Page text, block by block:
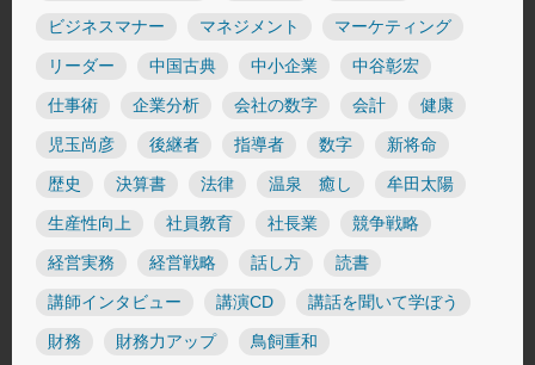
ビジネスマナー マネジメント マーケティング
リーダー 中国古典 中小企業 中谷彰宏
仕事術 企業分析 会社の数字 会計 健康
児玉尚彦 後継者 指導者 数字 新将命
歴史 決算書 法律 温泉 癒し 牟田太陽
生産性向上 社員教育 社長業 競争戦略
経営実務 経営戦略 話し方 読書
講師インタビュー 講演CD 講話を聞いて学ぼう
財務 財務力アップ 鳥飼重和